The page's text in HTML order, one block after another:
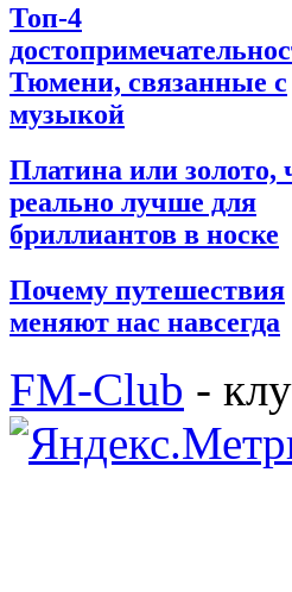
Топ-4
Тюмени, связанные с
музыкой
Платина или золото,
реально лучше для
бриллиантов в носке
Почему путешествия
меняют нас навсегда
FM-Club -